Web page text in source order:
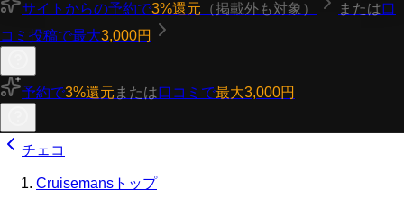
サイトからの予約で3%還元 （掲載外も対象） または口
コミ投稿で最大3,000円
予約で3%還元 または口コミで最大3,000円
チェコ
Cruisemansトップ